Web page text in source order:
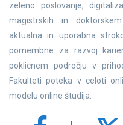
zeleno poslovanje,
magistrskih in
aktualna in uporabna
pomembne za razvoj
poklicnem področju v
Fakulteti poteka v celoti
modelu online študija.